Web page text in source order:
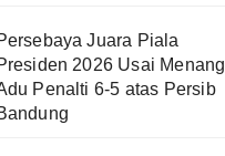
Juara Piala
2026 Usai Menang
Penalti 6-5 atas Persib